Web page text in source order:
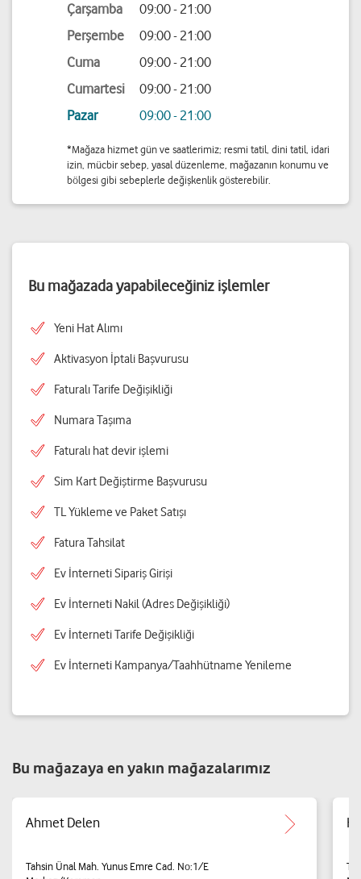
Çarşamba
09:00 - 21:00
Perşembe
09:00 - 21:00
Cuma
09:00 - 21:00
Cumartesi
09:00 - 21:00
Pazar
09:00 - 21:00
*Mağaza hizmet gün ve saatlerimiz; resmi tatil, dini tatil, idari
izin, mücbir sebep, yasal düzenleme, mağazanın konumu ve
bölgesi gibi sebeplerle değişkenlik gösterebilir.
Bu mağazada yapabileceğiniz işlemler
Yeni Hat Alımı
Aktivasyon İptali Başvurusu
Faturalı Tarife Değişikliği
Numara Taşıma
Faturalı hat devir işlemi
Sim Kart Değiştirme Başvurusu
TL Yükleme ve Paket Satışı
Fatura Tahsilat
Ev İnterneti Sipariş Girişi
Ev İnterneti Nakil (Adres Değişikliği)
Ev İnterneti Tarife Değişikliği
Ev İnterneti Kampanya/Taahhütname Yenileme
Bu mağazaya en yakın mağazalarımız
Ahmet Delen
Tahsin Ünal Mah. Yunus Emre Cad. No:1/E